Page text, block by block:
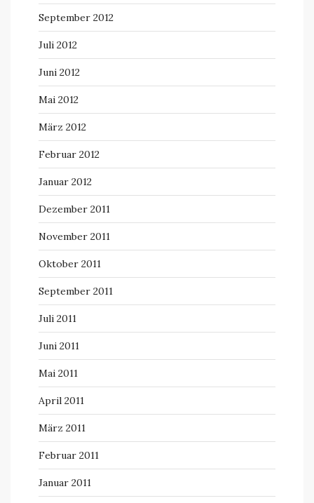
September 2012
Juli 2012
Juni 2012
Mai 2012
März 2012
Februar 2012
Januar 2012
Dezember 2011
November 2011
Oktober 2011
September 2011
Juli 2011
Juni 2011
Mai 2011
April 2011
März 2011
Februar 2011
Januar 2011